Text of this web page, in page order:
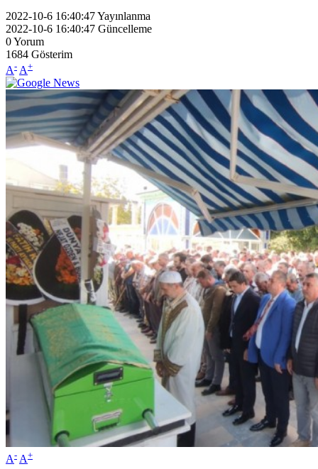
2022-10-6 16:40:47Yayınlanma
2022-10-6 16:40:47 Güncelleme
0Yorum
1684 Gösterim
A- A+
A- A+